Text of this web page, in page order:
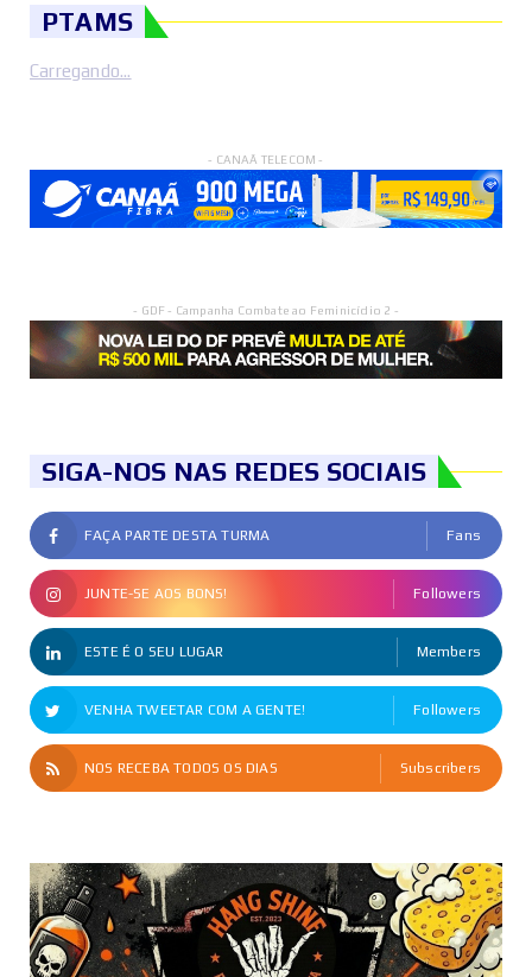
PTAMS
Carregando...
- CANAÃ TELECOM -
- GDF - Campanha Combate ao Feminicídio 2 -
SIGA-NOS NAS REDES SOCIAIS
FAÇA PARTE DESTA TURMA Fans
JUNTE-SE AOS BONS! Followers
ESTE É O SEU LUGAR Members
VENHA TWEETAR COM A GENTE! Followers
NOS RECEBA TODOS OS DIAS Subscribers